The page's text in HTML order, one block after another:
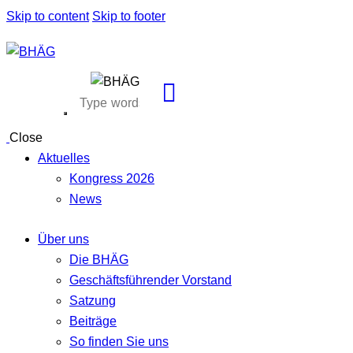
Skip to content Skip to footer
Close
Aktuelles
Kongress 2026
News
Über uns
Die BHÄG
Geschäftsführender Vorstand
Satzung
Beiträge
So finden Sie uns